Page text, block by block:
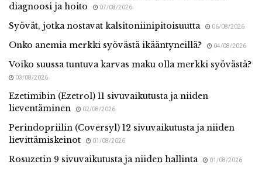
diagnoosi ja hoito
07/08/2026
Syövät, jotka nostavat kalsitoniinipitoisuutta 06/08/2026
Onko anemia merkki syövästä ikääntyneillä? 04/08/2026
Voiko suussa tuntuva karvas maku olla merkki syövästä?
03/08/2026
Ezetimibin (Ezetrol) 11 sivuvaikutusta ja niiden
lieventäminen
02/08/2026
Perindopriilin (Coversyl) 12 sivuvaikutusta ja niiden
lievittämiskeinot
01/08/2026
Rosuzetin 9 sivuvaikutusta ja niiden hallinta 01/08/2026